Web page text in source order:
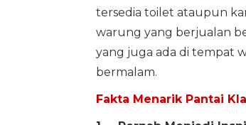
tersedia toilet ataupun
warung yang berjualan
yang juga ada di tempat
bermalam.
Fakta Menarik Pantai